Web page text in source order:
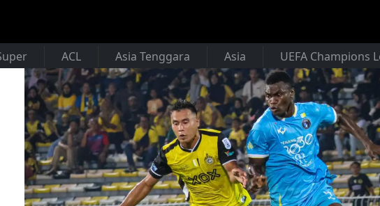
ACL Asia Tenggara Asia UEFA Champions